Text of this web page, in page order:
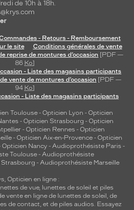
de 10h à 18h.
- Retours - Remboursement
le site
Conditions générales de vente
reprise de montures d’occasion [PDF —
86 Ko]
- Liste des magasins participants
vente de montures d’occasion [PDF —
94 Ko]
- Liste des magasins participants
Toulouse- Opticien Lyon - Opticien
- Opticien Strasbourg - Opticien
- Opticien Rennes - Opticien
- Opticien Aix-en-Provence - Opticien
Opticien Nancy - Audioprothésiste Paris -
Toulouse- Audioprothésiste
- Audioprothésiste Marseille
Opticien en ligne :
de vue, lunettes de soleil et piles
vente en ligne de lunettes de soleil, de
de contact, et de piles audios. Essayez